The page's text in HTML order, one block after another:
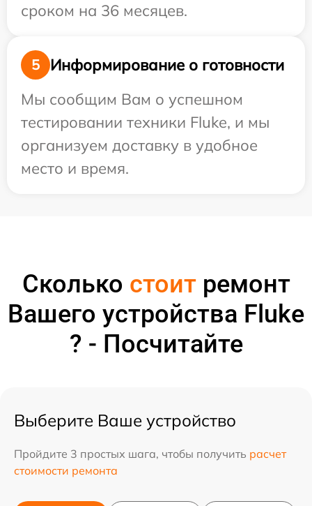
сроком на 36 месяцев.
5
Информирование о готовности
Мы сообщим Вам о успешном
тестировании техники Fluke, и мы
организуем доставку в удобное
место и время.
Сколько стоитремонт
Вашего устройства Fluke
? - Посчитайте
Выберите Ваше устройство
Пройдите 3 простых шага, чтобы получить расчет
стоимости ремонта